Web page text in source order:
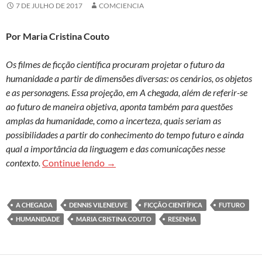
7 DE JULHO DE 2017 COMCIENCIA
Por Maria Cristina Couto
Os filmes de ficção científica procuram projetar o futuro da
humanidade a partir de dimensões diversas: os cenários, os objetos
e as personagens. Essa projeção, em A chegada, além de referir-se
ao futuro de maneira objetiva, aponta também para questões
amplas da humanidade, como a incerteza, quais seriam as
possibilidades a partir do conhecimento do tempo futuro e ainda
qual a importância da linguagem e das comunicações nesse
contexto.Continue lendo “A chegada”: ficção científica
→
A CHEGADA DENNIS VILENEUVE FICÇÃO CIENTÍFICA
FUTURO
HUMANIDADE
MARIA CRISTINA COUTO RESENHA